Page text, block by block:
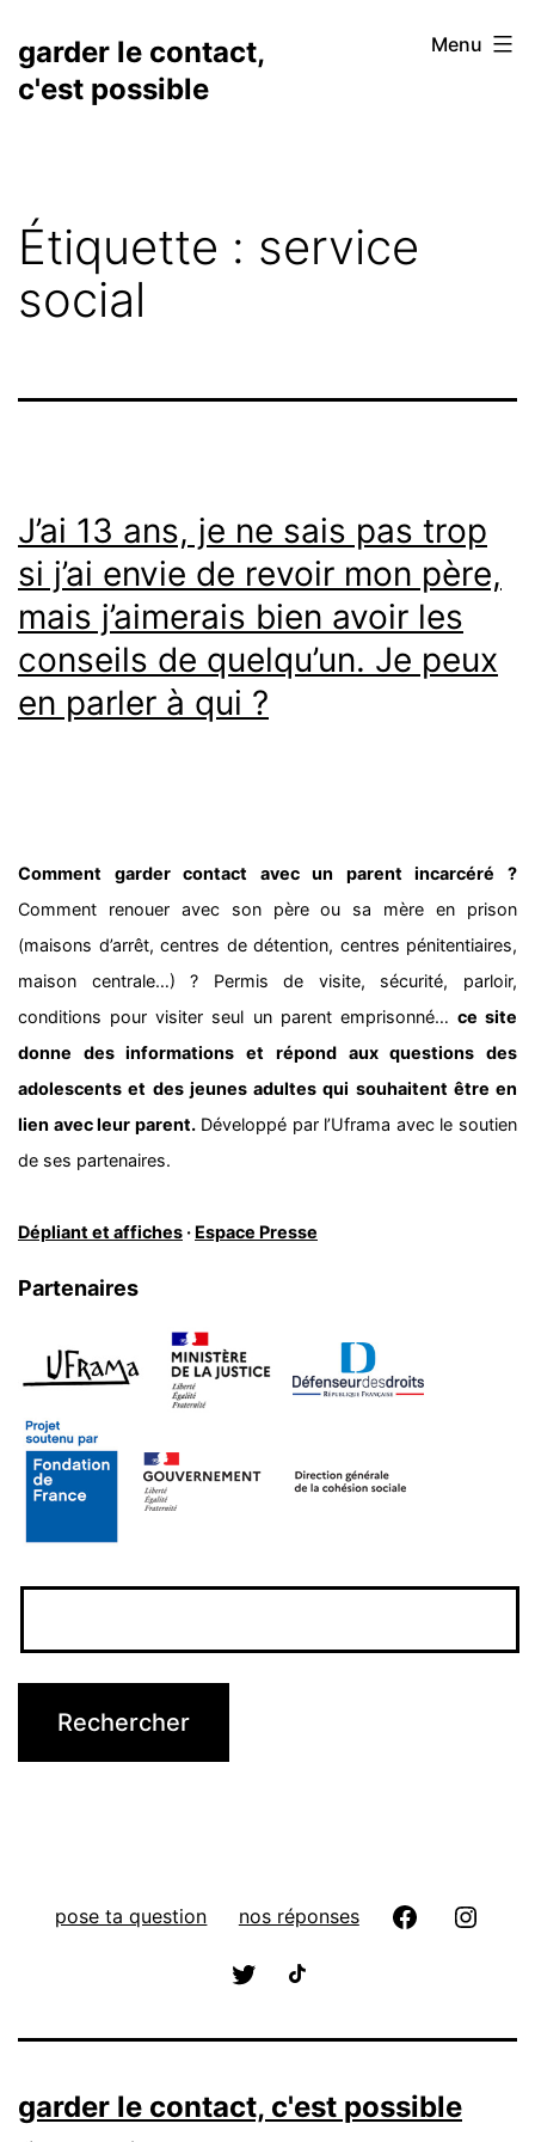
au
contenu
garder le contact,
c'est possible
Menu
Étiquette : service
social
J’ai 13 ans, je ne sais pas trop
si j’ai envie de revoir mon père,
mais j’aimerais bien avoir les
conseils de quelqu’un. Je peux
en parler à qui ?
Comment garder contact avec un parent incarcéré ?
Comment renouer avec son père ou sa mère en prison
(maisons d’arrêt, centres de détention, centres pénitentiaires,
maison centrale…) ? Permis de visite, sécurité, parloir,
conditions pour visiter seul un parent emprisonné… ce site
donne des informations et répond aux questions des
adolescents et des jeunes adultes qui souhaitent être en
lien avec leur parent.Développé par l’Uframa avec le soutien
de ses partenaires.
Dépliant et affiches · Espace Presse
Partenaires
pose ta question nos réponses
garder le contact, c'est possible